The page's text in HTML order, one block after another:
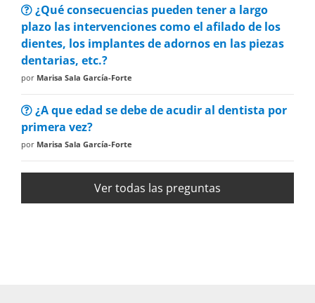
¿Qué consecuencias pueden tener a largo
plazo las intervenciones como el afilado de los
dientes, los implantes de adornos en las piezas
dentarias, etc.?
por Marisa Sala García-Forte
¿A que edad se debe de acudir al dentista por
primera vez?
por Marisa Sala García-Forte
Ver todas las preguntas